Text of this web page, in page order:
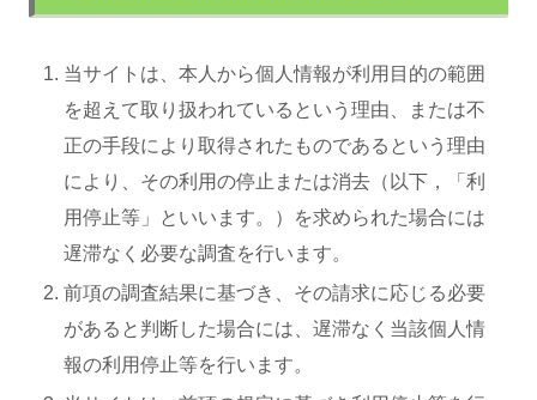
当サイトは、本人から個人情報が利用目的の範囲
を超えて取り扱われているという理由、または不
正の手段により取得されたものであるという理由
により、その利用の停止または消去（以下，「利
用停止等」といいます。）を求められた場合には
遅滞なく必要な調査を行います。
前項の調査結果に基づき、その請求に応じる必要
があると判断した場合には、遅滞なく当該個人情
報の利用停止等を行います。